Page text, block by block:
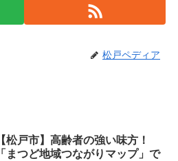
松戸ペディア
【松戸市】高齢者の強い味方！
「まつど地域つながりマップ」で